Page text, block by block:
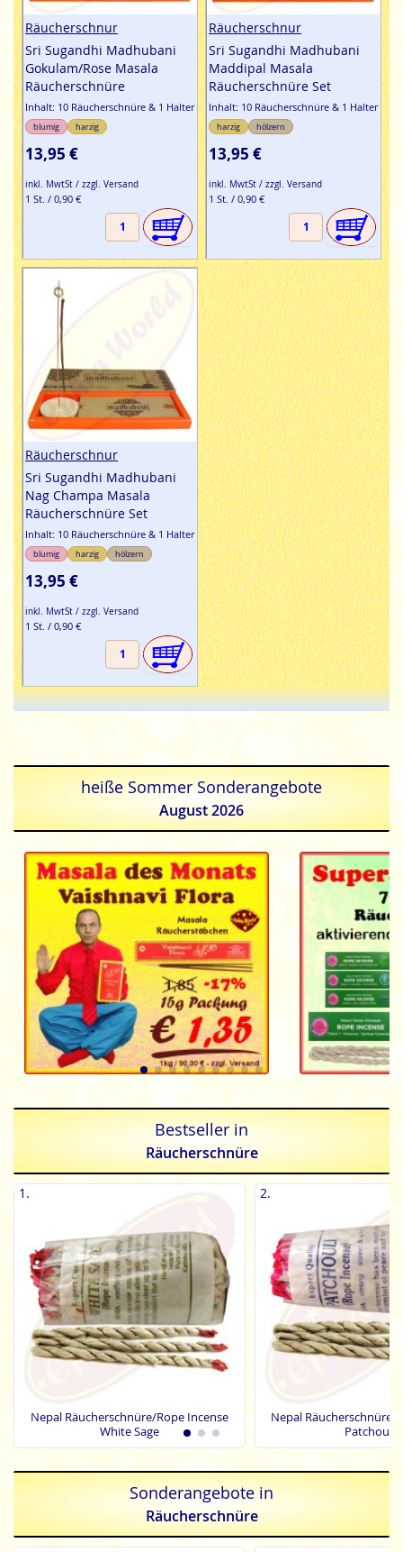
Räucherschnur
Sri Sugandhi Madhubani
Gokulam/Rose Masala
Räucherschnüre
Inhalt: 10 Räucherschnüre & 1 Halter
blumig harzig
13,95 €
inkl. MwtSt / zzgl. Versand
1 St. / 0,90 €
Räucherschnur
Sri Sugandhi Madhubani
Maddipal Masala
Räucherschnüre Set
Inhalt: 10 Räucherschnüre & 1 Halter
harzig hölzern
13,95 €
inkl. MwtSt / zzgl. Versand
1 St. / 0,90 €
Räucherschnur
Sri Sugandhi Madhubani
Nag Champa Masala
Räucherschnüre Set
Inhalt: 10 Räucherschnüre & 1 Halter
blumig harzig hölzern
13,95 €
inkl. MwtSt / zzgl. Versand
1 St. / 0,90 €
heiße Sommer Sonderangebote
August 2026
Bestseller in
Räucherschnüre
1.
Nepal Räucherschnüre/Rope Incense
White Sage
2.
Nepal Räucherschnüre/
Patchouli
Sonderangebote in
Räucherschnüre